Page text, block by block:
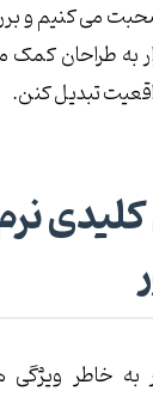
می کنیم و
به طراحان کمک
تبدیل کنن.
نرم
به خاطر